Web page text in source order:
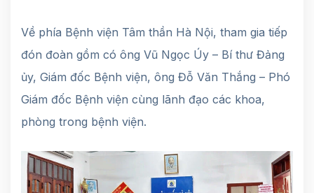
Về phía Bệnh viện Tâm thần Hà Nội, tham gia tiếp
đón đoàn gồm có ông Vũ Ngọc Úy – Bí thư Đảng
ủy, Giám đốc Bệnh viện, ông Đỗ Văn Thắng – Phó
Giám đốc Bệnh viện cùng lãnh đạo các khoa,
phòng trong bệnh viện.